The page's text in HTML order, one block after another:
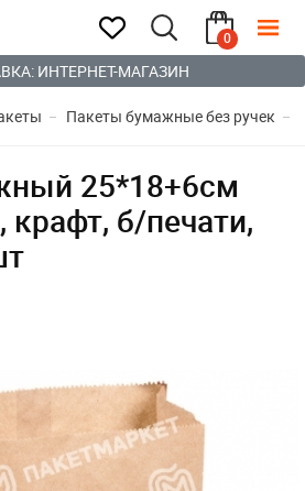
0
ИНТЕРНЕТ-МАГАЗИН
Пакеты бумажные без ручек
25*18+6см
крафт, б/печати,